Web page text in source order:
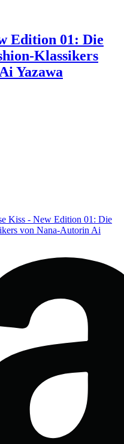
Edition 01: Die
Klassikers
Yazawa
Kiss - New Edition 01: Die
von Nana-Autorin Ai